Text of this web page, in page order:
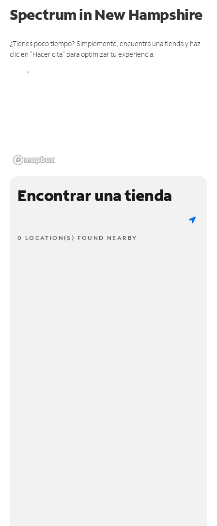
Spectrumin New Hampshire
¿Tienes poco tiempo? Simplemente, encuentra una tienda y haz
clic en "Hacer cita" para optimizar tu experiencia.
Encontrar una tienda
0 LOCATION(S) FOUND NEARBY